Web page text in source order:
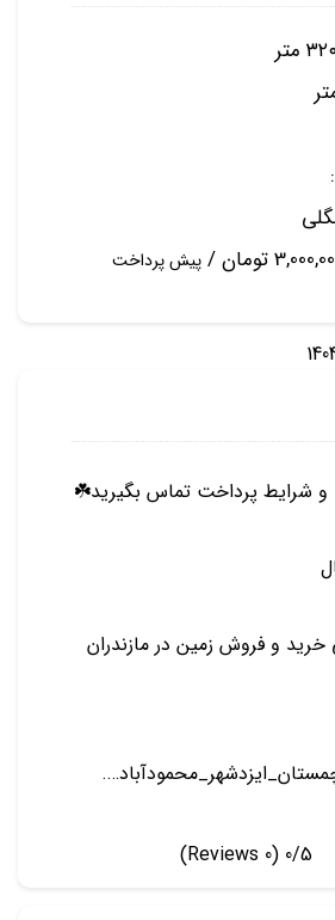
۳۲۰ متر
پیش پرداخت
و شرایط پرداخت تماس بگیرید☘️
و فروش زمین در مازندران
0/5
(0 Reviews)